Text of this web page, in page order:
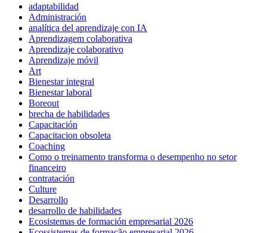
adaptabilidad
Administración
analítica del aprendizaje con IA
Aprendizagem colaborativa
Aprendizaje colaborativo
Aprendizaje móvil
Art
Bienestar integral
Bienestar laboral
Boreout
brecha de habilidades
Capacitación
Capacitacion obsoleta
Coaching
Como o treinamento transforma o desempenho no setor
financeiro
contratación
Culture
Desarrollo
desarrollo de habilidades
Ecosistemas de formación empresarial 2026